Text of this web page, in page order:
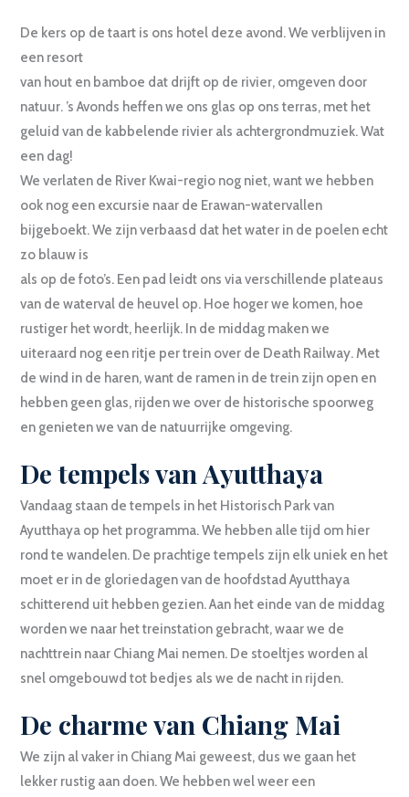
De kers op de taart is ons hotel deze avond. We verblijven in
een resort
van hout en bamboe dat drijft op de rivier, omgeven door
natuur. ’s Avonds heffen we ons glas op ons terras, met het
geluid van de kabbelende rivier als achtergrondmuziek. Wat
een dag!
We verlaten de River Kwai-regio nog niet, want we hebben
ook nog een excursie naar de Erawan-watervallen
bijgeboekt. We zijn verbaasd dat het water in de poelen echt
zo blauw is
als op de foto’s. Een pad leidt ons via verschillende plateaus
van de waterval de heuvel op. Hoe hoger we komen, hoe
rustiger het wordt, heerlijk. In de middag maken we
uiteraard nog een ritje per trein over de Death Railway. Met
de wind in de haren, want de ramen in de trein zijn open en
hebben geen glas, rijden we over de historische spoorweg
en genieten we van de natuurrijke omgeving.
De tempels van Ayutthaya
Vandaag staan de tempels in het Historisch Park van
Ayutthaya op het programma. We hebben alle tijd om hier
rond te wandelen. De prachtige tempels zijn elk uniek en het
moet er in de gloriedagen van de hoofdstad Ayutthaya
schitterend uit hebben gezien. Aan het einde van de middag
worden we naar het treinstation gebracht, waar we de
nachttrein naar Chiang Mai nemen. De stoeltjes worden al
snel omgebouwd tot bedjes als we de nacht in rijden.
De charme van Chiang Mai
We zijn al vaker in Chiang Mai geweest, dus we gaan het
lekker rustig aan doen. We hebben wel weer een